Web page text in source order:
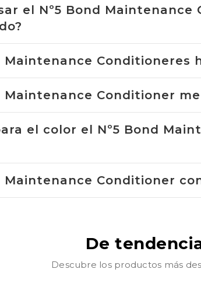
el Nº5 Bond Maintenance
Maintenance Conditioneres
Maintenance Conditioner
el color el Nº5 Bond
Maintenance Conditioner
De
Descubre los productos más